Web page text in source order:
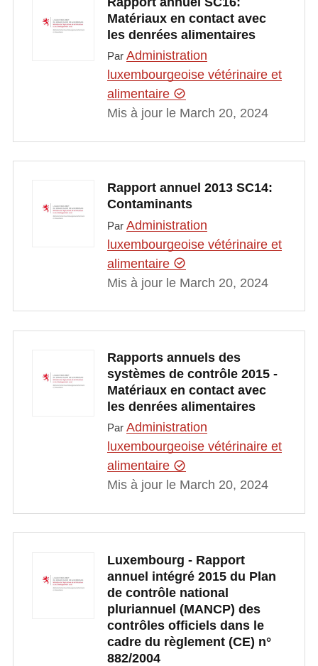
Matériaux en contact avec
les denrées alimentaires
Par Administration
luxembourgeoise vétérinaire et
alimentaire
Mis à jour le March 20, 2024
Rapport annuel 2013 SC14:
Contaminants
Par Administration
luxembourgeoise vétérinaire et
alimentaire
Mis à jour le March 20, 2024
Rapports annuels des
systèmes de contrôle 2015 -
Matériaux en contact avec
les denrées alimentaires
Par Administration
luxembourgeoise vétérinaire et
alimentaire
Mis à jour le March 20, 2024
Luxembourg - Rapport
annuel intégré 2015 du Plan
de contrôle national
pluriannuel (MANCP) des
contrôles officiels dans le
cadre du règlement (CE) n°
882/2004